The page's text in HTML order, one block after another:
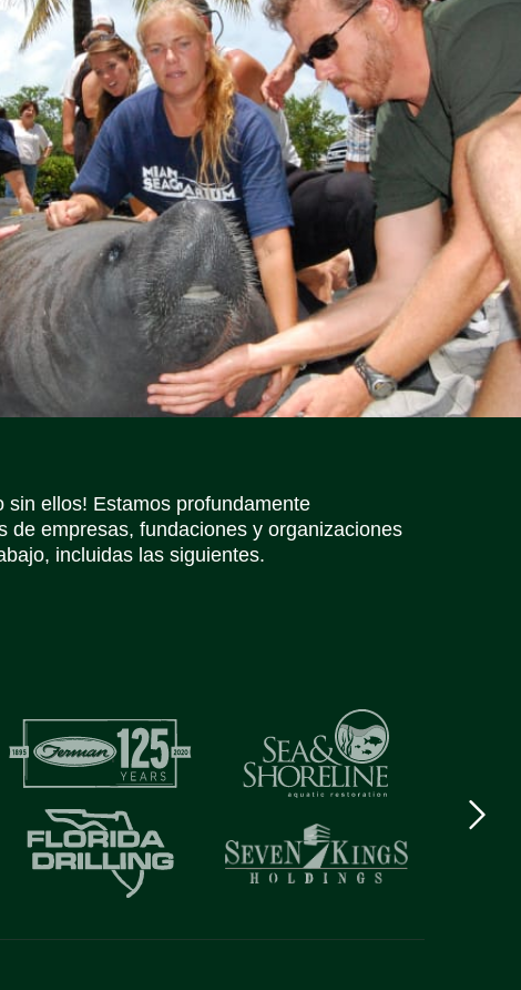
sin ellos! Estamos profundamente
de empresas, fundaciones y organizaciones
incluidas las siguientes.
logo
Iconos de redes socialesIconos de redes socialesIconos de redes socialesIconos de redes socialesIconos de redes socialesIconos de redes sociales